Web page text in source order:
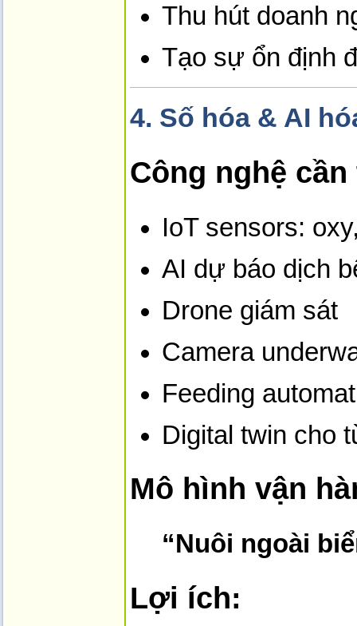
Thu hút doanh
Tạo sự ổn định
4. Số hóa & AI
Công nghệ
IoT sensors:
AI dự báo dịch
Drone giám sát
Camera
Feeding
Digital twin cho
Mô hình vận
“Nuôi ngoài
Lợi ích: